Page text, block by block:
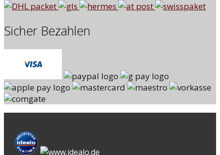
Sicher Bezahlen